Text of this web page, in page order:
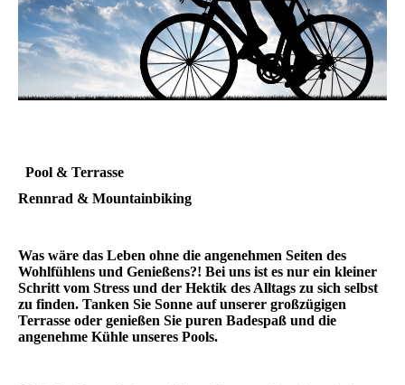
Pool & Terrasse
Rennrad & Mountainbiking
Was wäre das Leben ohne die angenehmen Seiten des
Wohlfühlens und Genießens?! Bei uns ist es nur ein kleiner
Schritt vom Stress und der Hektik des Alltags zu sich selbst
zu finden. Tanken Sie Sonne auf unserer großzügigen
Terrasse oder genießen Sie puren Badespaß und die
angenehme Kühle unseres Pools.